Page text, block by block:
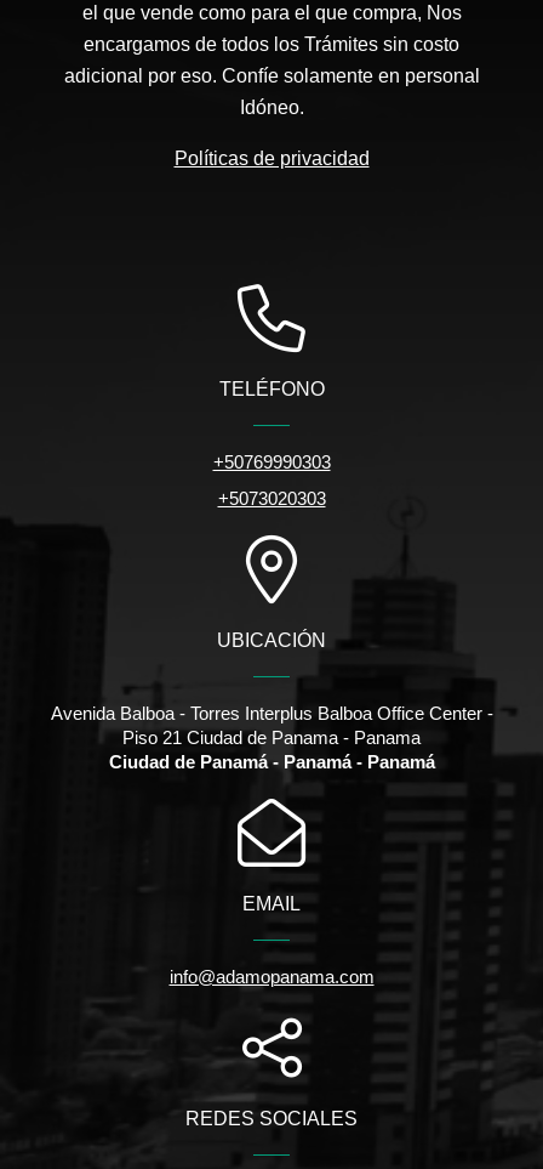
el que vende como para el que compra, Nos
encargamos de todos los Trámites sin costo
adicional por eso. Confíe solamente en personal
Idóneo.
Políticas de privacidad
TELÉFONO
+50769990303
+5073020303
UBICACIÓN
Avenida Balboa - Torres Interplus Balboa Office Center -
Piso 21 Ciudad de Panama - Panama
Ciudad de Panamá - Panamá - Panamá
EMAIL
info@adamopanama.com
REDES SOCIALES